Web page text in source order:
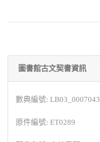
圖書館古文契書資訊
數典編號: LB03_0007043
原件編號: ET0289